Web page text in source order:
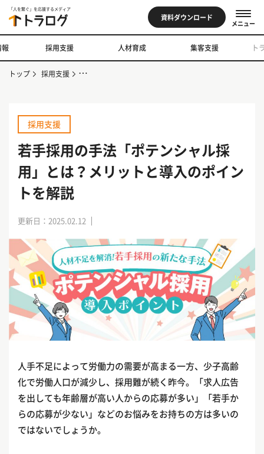
「人を繋ぐ」を応援するメディア
資料ダウンロード
メニュー
採用支援 人材育成 集客支援 ト
トップ 採用支援 若手採用の手法「ポテンシャル採用」とは？メリットと
採用支援
若手採用の手法「ポテンシャル採
用」とは？メリットと導入のポイン
トを解説
更新日：2025.02.12
人手不足によって労働力の需要が高まる一方、少子高齢
化で労働人口が減少し、採用難が続く昨今。「求人広告
を出しても年齢層が高い人からの応募が多い」「若手か
らの応募が少ない」などのお悩みをお持ちの方は多いの
ではないでしょうか。